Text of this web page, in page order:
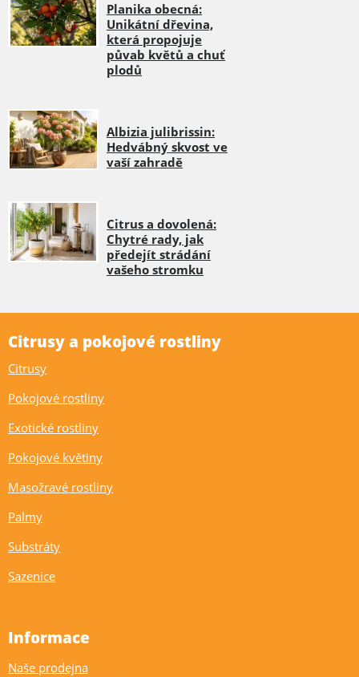
Planika obecná:
Unikátní dřevina,
která propojuje
půvab květů a chuť
plodů
Albizia julibrissin:
Hedvábný skvost ve
vaší zahradě
Citrus a dovolená:
Chytré rady, jak
předejít strádání
vašeho stromku
Citrusy a pokojové rostliny
Citrusy
Pokojové rostliny
Exotické rostliny
Pokojové květiny
Masožravé rostliny
Palmy
Substráty
Sazenice
Informace
Naše prodejna